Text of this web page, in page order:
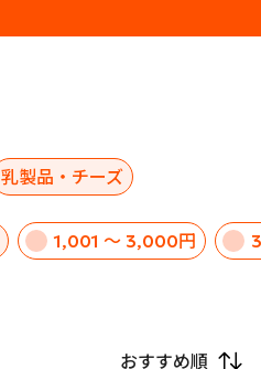
乳製品・チーズ
1,001 ～ 3,000円
おすすめ順